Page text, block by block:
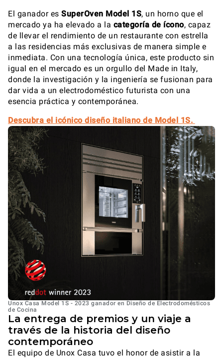
El ganador es SuperOven Model 1S, un horno que el
mercado ya ha elevado a la categoría de ícono, capaz
de llevar el rendimiento de un restaurante con estrella
a las residencias más exclusivas de manera simple e
inmediata. Con una tecnología única, este producto sin
igual en el mercado es un orgullo del Made in Italy,
donde la investigación y la ingeniería se fusionan para
dar vida a un electrodoméstico futurista con una
esencia práctica y contemporánea.
Descubra el icónico diseño italiano de Model 1S.
Unox Casa Model 1S - 2023 ganador en Diseño de Electrodomésticos
de Cocina
La entrega de premios y un viaje a
través de la historia del diseño
contemporáneo
El equipo de Unox Casa tuvo el honor de asistir a la